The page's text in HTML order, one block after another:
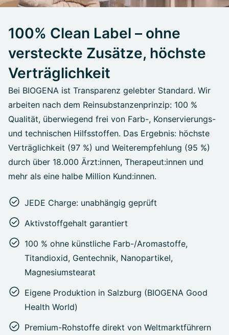
100% Clean Label – ohne
versteckte Zusätze, höchste
Verträglichkeit
Bei BIOGENA ist Transparenz gelebter Standard. Wir
arbeiten nach dem Reinsubstanzenprinzip: 100 %
Qualität, überwiegend frei von Farb-, Konservierungs-
und technischen Hilfsstoffen. Das Ergebnis: höchste
Verträglichkeit (97 %) und Weiterempfehlung (95 %)
durch über 18.000 Ärzt:innen, Therapeut:innen und
mehr als eine halbe Million Kund:innen.
JEDE Charge: unabhängig geprüft
Aktivstoffgehalt garantiert
100 % ohne künstliche Farb-/Aromastoffe,
Titandioxid, Gentechnik, Nanopartikel,
Magnesiumstearat
Eigene Produktion in Salzburg (BIOGENA Good
Health World)
Premium-Rohstoffe direkt von Weltmarktführern